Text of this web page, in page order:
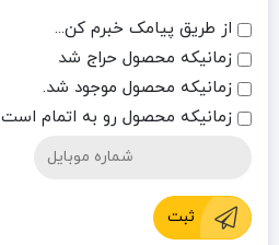
از طریق پیامک خبرم کن...
زمانیکه محصول حراج شد
زمانیکه محصول موجود شد.
زمانیکه محصول رو به اتمام است
ثبت